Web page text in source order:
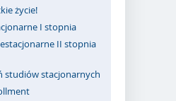
życie!
I stopnia
II stopnia
studiów stacjonarnych